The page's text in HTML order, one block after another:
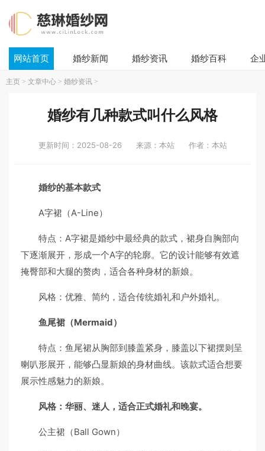
网站首页 婚纱新闻 婚纱资讯 婚纱百科 企
主页 > 文章中心 > 婚纱资讯 >
婚纱有几种款式叫什么风格
更新时间：2025-08-26 来源：本站 作者：本站
婚纱的基本款式
A字裙（A-Line）
特点：A字裙是婚纱中最经典的款式，裙身自胸部向
下逐渐展开，形成一个A字的轮廓。它的设计能够有效遮
掩臀部和大腿的赘肉，适合各种身材的新娘。
风格：优雅、简约，适合传统婚礼和户外婚礼。
鱼尾裙（Mermaid）
特点：鱼尾裙从胸部到膝盖紧身，膝盖以下裙摆则呈
喇叭形展开，能够凸显新娘的身材曲线。该款式适合想要
展示性感魅力的新娘。
风格：华丽、迷人，适合正式婚礼和晚宴。
公主裙（Ball Gown）